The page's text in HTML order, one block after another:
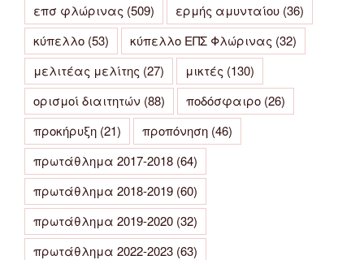
επσ φλώρινας (509) ερμής αμυνταίου (36)
κύπελλο (53) κύπελλο ΕΠΣ Φλώρινας (32)
μελιτέας μελίτης (27) μικτές (130)
ορισμοί διαιτητών (88) ποδόσφαιρο (26)
προκήρυξη (21) προπόνηση (46)
πρωτάθλημα 2017-2018 (64)
πρωτάθλημα 2018-2019 (60)
πρωτάθλημα 2019-2020 (32)
πρωτάθλημα 2022-2023 (63)